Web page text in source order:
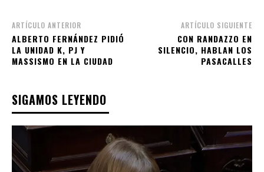
ARTÍCULO ANTERIOR
ALBERTO FERNÁNDEZ PIDIÓ
LA UNIDAD K, PJ Y
MASSISMO EN LA CIUDAD
ARTÍCULO SIGUIENTE
CON RANDAZZO EN
SILENCIO, HABLAN LOS
PASACALLES
SIGAMOS LEYENDO